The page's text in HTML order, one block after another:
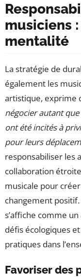
musiciens
mentalité
La stratégie de
également les
artistique, exprime
négocier autant
ont été incités à
pour leurs
responsabiliser les
collaboration
musicale pour
changement
s’affiche comme un
défis écologiques
pratiques dans
Favoriser des